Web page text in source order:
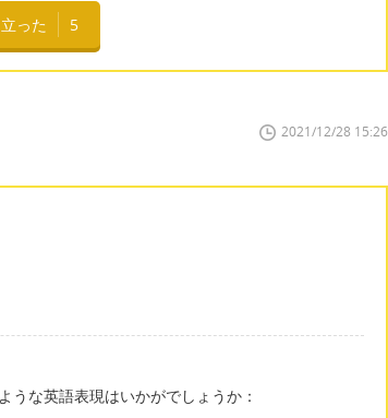
った 5
2021/12/28 15:26
うな英語表現はいかがでしょうか：